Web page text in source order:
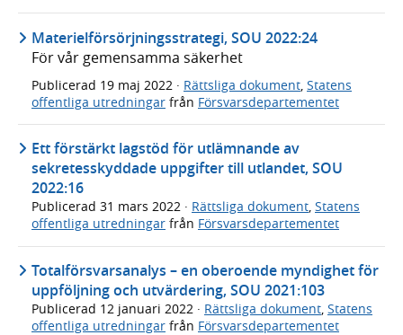
Materielförsörjningsstrategi, SOU 2022:24
För vår gemensamma säkerhet
Publicerad 19 maj 2022 · Rättsliga dokument Statens
offentliga utredningar från Försvarsdepartementet
Ett förstärkt lagstöd för utlämnande av
sekretesskyddade uppgifter till utlandet, SOU
2022:16
Publicerad 31 mars 2022 · Rättsliga dokument, Statens
offentliga utredningar från Försvarsdepartementet
Totalförsvarsanalys – en oberoende myndighet för
uppföljning och utvärdering, SOU 2021:103
Publicerad 12 januari 2022 · Rättsliga dokument, Statens
offentliga utredningar från Försvarsdepartementet